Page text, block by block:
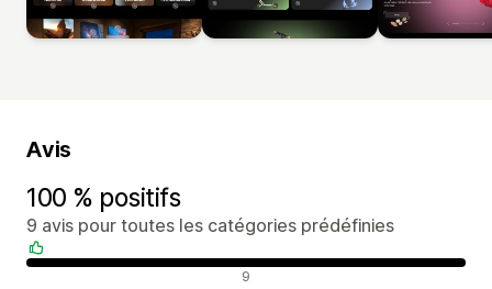
Avis
100 % positifs
9 avis pour toutes les catégories prédéfinies
Avis positifs 9